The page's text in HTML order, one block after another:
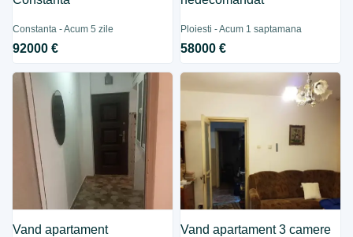
Constanta - Acum 5 zile
92000 €
Ploiesti - Acum 1 saptamana
58000 €
Vand apartament Vand apartament 3 camere